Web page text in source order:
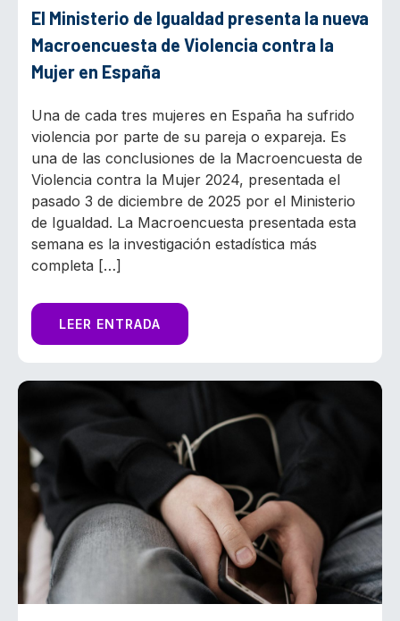
El Ministerio de Igualdad presenta la nueva
Macroencuesta de Violencia contra la
Mujer en España
Una de cada tres mujeres en España ha sufrido
violencia por parte de su pareja o expareja. Es
una de las conclusiones de la Macroencuesta de
Violencia contra la Mujer 2024, presentada el
pasado 3 de diciembre de 2025 por el Ministerio
de Igualdad. La Macroencuesta presentada esta
semana es la investigación estadística más
completa […]
LEER ENTRADA